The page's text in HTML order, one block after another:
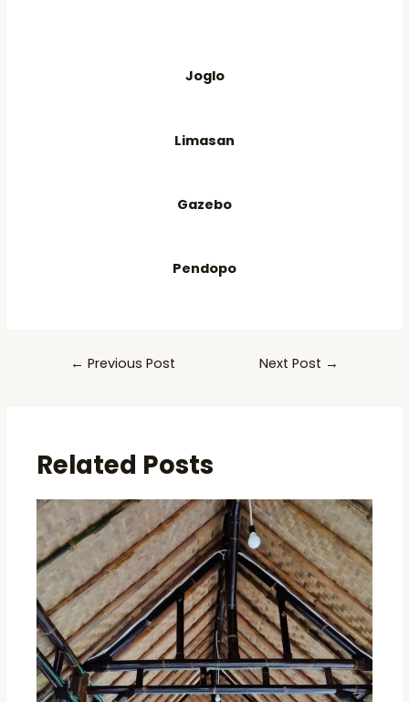
Joglo
Limasan
Gazebo
Pendopo
← Previous Post Next Post →
Related Posts